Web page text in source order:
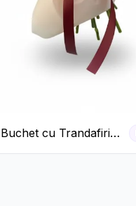
Buchet cu Trandafiri
Roșii și Garoafe Roz